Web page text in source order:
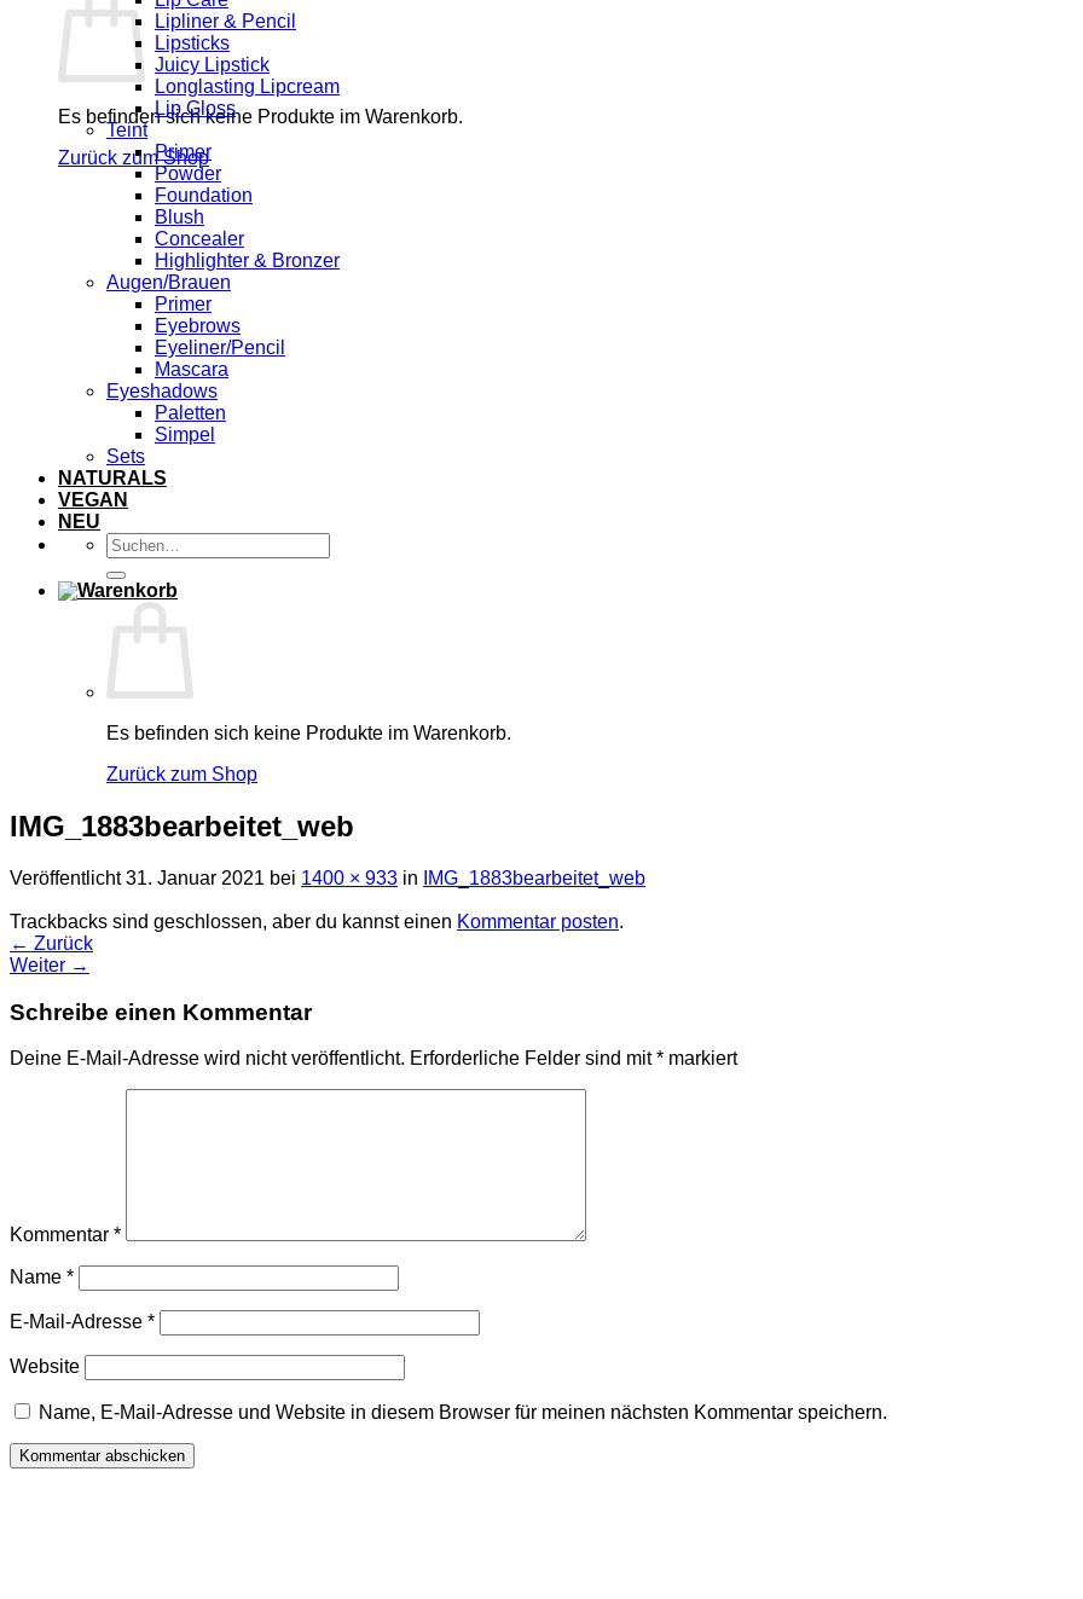
Es befinden sich keine Produkte im Warenkorb.
Zurück zum Shop
Lipliner & Pencil
Lipsticks
Juicy Lipstick
Longlasting Lipcream
Lip Gloss
Teint
Primer
Powder
Foundation
Blush
Concealer
Highlighter & Bronzer
Augen/Brauen
Primer
Eyebrows
Eyeliner/Pencil
Mascara
Eyeshadows
Paletten
Simpel
Sets
NATURALS
VEGAN
NEU
Suchen
nach:
Es befinden sich keine Produkte im Warenkorb.
Zurück zum Shop
IMG_1883bearbeitet_web
Veröffentlicht31. Januar 2021 bei 1400 × 933 in IMG_1883bearbeitet_web
Trackbacks sind geschlossen, aber du kannst einen Kommentar posten.
← Zurück
Weiter →
Schreibe einen Kommentar
Deine E-Mail-Adresse wird nicht veröffentlicht. Erforderliche Felder sind mit* markiert
Kommentar *
Name *
E-Mail-Adresse *
Website
Name, E-Mail-Adresse und Website in diesem Browser für meinen nächsten Kommentar speichern.